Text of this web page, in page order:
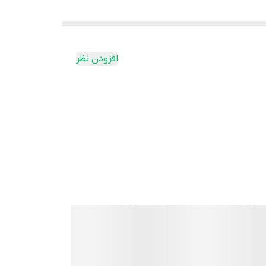
افزودن نظر